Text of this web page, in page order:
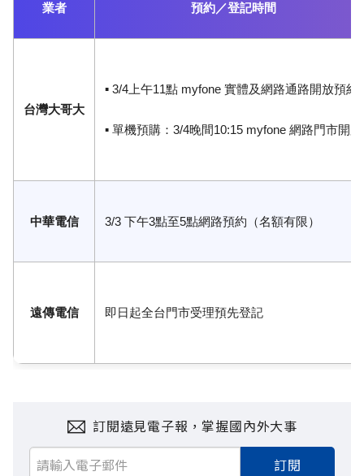
業者 預約／登記時間
台灣大哥大
▪ 3/4上午11點 myfone 實體及網路通路開放預約
▪ 單機預購：3/4晚間10:15 myfone 網路門市開跑
中華電信 3/3 下午3點至5點網路預約（名額有限）
遠傳電信 即日起全台門市受理預先登記
訂閱遠見電子報，掌握國內外大事
訂閱